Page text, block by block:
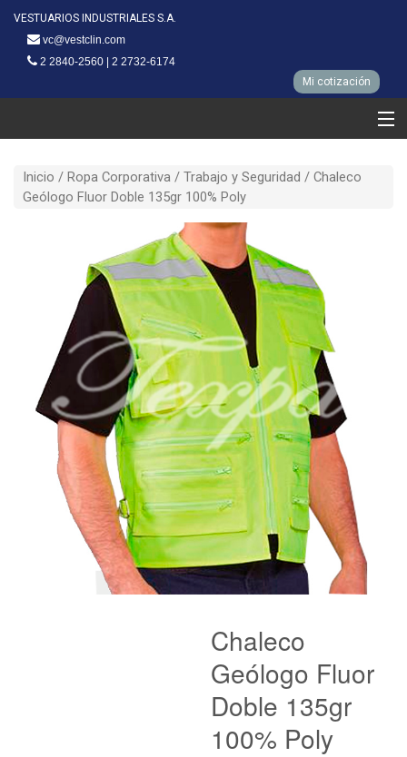
VESTUARIOS INDUSTRIALES S.A.
vc@vestclin.com
2 2840-2560 | 2 2732-6174
Mi cotización
Ropa Corporativa
Línea Hotelera
Línea Restaurantes
Nuestra fabrica
Clientes
Inicio / Ropa Corporativa / Trabajo y Seguridad / Chaleco
Geólogo Fluor Doble 135gr 100% Poly
Chaleco
Geólogo Fluor
Doble 135gr
100% Poly